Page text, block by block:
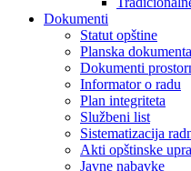
Dokumenti
Statut opštine
Planska dokumenta
Dokumenti
Informator o radu
Plan integriteta
Službeni list
Sistematizacija
Akti opštinske
Javne nabavke